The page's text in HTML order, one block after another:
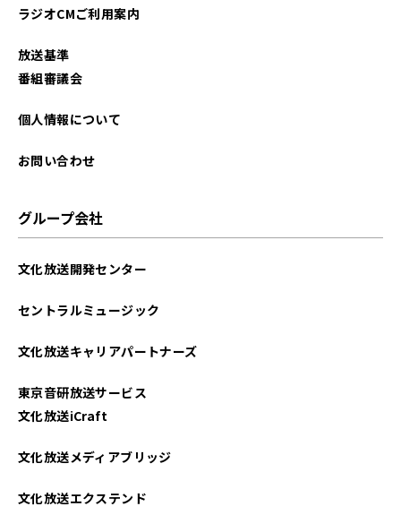
ラジオCMご利用案内
放送基準
番組審議会
個人情報について
お問い合わせ
グループ会社
文化放送開発センター
セントラルミュージック
文化放送キャリアパートナーズ
東京音研放送サービス
文化放送iCraft
文化放送メディアブリッジ
文化放送エクステンド